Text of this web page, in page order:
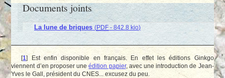
Documents joints
La lune de briques (PDF- 842.8 kio)
[1]
Est enfin disponible en français. En effet les éditions Ginkgo
viennent d’en proposer uneédition papier, avec une introduction de Jean-
Yves le Gall, président du CNES... excusez du peu.